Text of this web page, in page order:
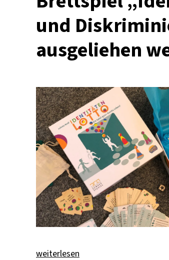
und
ausgeliehen
„Brettspiel „Identitätenlotto“ zu
weiterlesen